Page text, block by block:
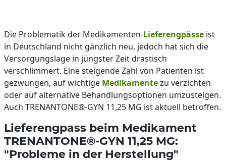
Die Problematik der Medikamenten-Lieferengpässe ist
in Deutschland nicht gänzlich neu, jedoch hat sich die
Versorgungslage in jüngster Zeit drastisch
verschlimmert. Eine steigende Zahl von Patienten ist
gezwungen, auf wichtige Medikamentezu verzichten
oder auf alternative Behandlungsoptionen umzusteigen.
Auch TRENANTONE®-GYN 11,25 MG ist aktuell betroffen.
Lieferengpass beim Medikament
TRENANTONE®-GYN 11,25 MG:
"Probleme in der Herstellung"